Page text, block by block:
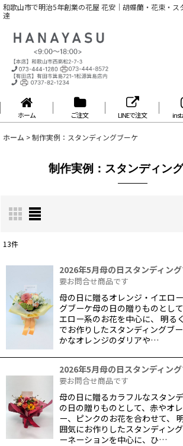
和歌山市で明治5年創業の花屋 花安｜胡蝶蘭・花束・ス
達
ホーム ご注文 LINEで注文
ホーム >制作実例：スタンディングブーケ
制作実例：スタンディン
並び順:
絞り込む
13件
2026年5月母の日スタンディン
要お問合せ商品です
母の日に贈るオレンジ・イエロ
グブーケ母の日の贈りものとし
エロー系のお花を中心に、 明る
でお作りしたスタンディングブ
かなオレンジのダリアや…
2026年5月母の日スタンディン
要お問合せ商品です
母の日に贈るカラフルなスタン
の日の贈りものとして、赤やオ
ー、ピンクのお花を合わせて、
囲気にお作りしたスタンディン
ーネーションを中心に、ひ…